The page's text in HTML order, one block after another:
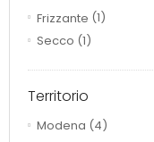
Frizzante (1)
Secco (1)
Territorio
Modena (4)